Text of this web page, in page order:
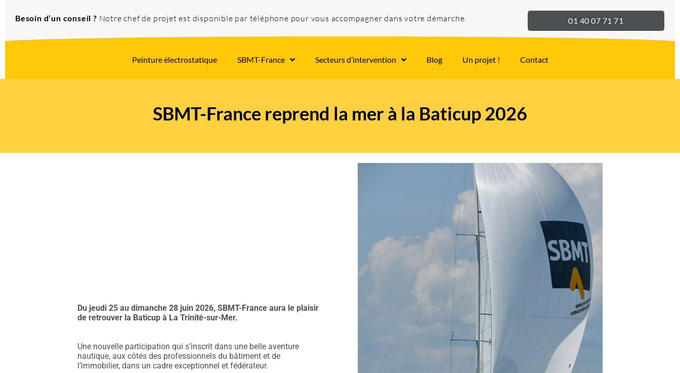
Besoin d’un conseil ? Notre chef de projet est disponible par téléphone pour vous accompagner dans votre démarche. 01 40 07 71 71
Peinture électrostatique SBMT-France Secteurs d’intervention Blog Un projet ! Contact
SBMT-France reprend la mer à la Baticup 2026
Du jeudi 25 au dimanche 28 juin 2026, SBMT-France aura le plaisir
de retrouver la Baticup à La Trinité-sur-Mer.
Une nouvelle participation qui s’inscrit dans une belle aventure
nautique, aux côtés des professionnels du bâtiment et de
l’immobilier, dans un cadre exceptionnel et fédérateur.